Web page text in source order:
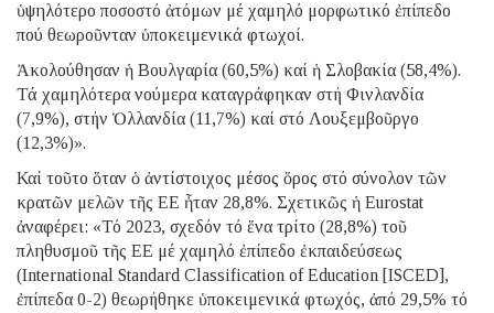
ὑψηλότερο ποσοστό ἀτόμων μέ χαμηλό μορφωτικό ἐπίπεδο
πού θεωροῦνταν ὑποκειμενικά φτωχοί.
Ἀκολούθησαν ἡ Βουλγαρία (60,5%) καί ἡ Σλοβακία (58,4%).
Τά χαμηλότερα νούμερα καταγράφηκαν στή Φινλανδία
(7,9%), στήν Ὁλλανδία (11,7%) καί στό Λουξεμβοῦργο
(12,3%)».
Καί τοῦτο ὅταν ὁ ἀντίστοιχος μέσος ὅρος στό σύνολον τῶν
κρατῶν μελῶν τῆς ΕΕ ἦταν 28,8%. Σχετικῶς ἡ Eurostat
ἀναφέρει: «Τό 2023, σχεδόν τό ἕνα τρίτο (28,8%) τοῦ
πληθυσμοῦ τῆς ΕΕ μέ χαμηλό ἐπίπεδο ἐκπαιδεύσεως
(International Standard Classification of Education [ISCED],
ἐπίπεδα 0-2) θεωρήθηκε ὑποκειμενικά φτωχός, ἀπό 29,5% τό